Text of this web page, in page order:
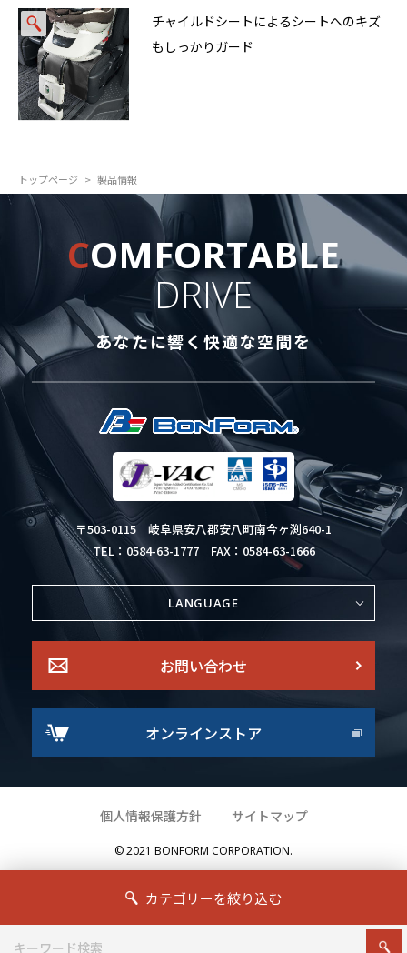
チャイルドシートによるシートへのキズ
もしっかりガード
カテゴリーを絞り込む
トップページ 製品情報
COMFORTABLE
DRIVE
あなたに響く快適な空間を
〒503-0115 岐阜県安八郡安八町南今ヶ渕640-1
TEL：0584-63-1777 FAX：0584-63-1666
LANGUAGE
お問い合わせ
オンラインストア
個人情報保護方針 サイトマップ
© 2021 BONFORM CORPORATION.